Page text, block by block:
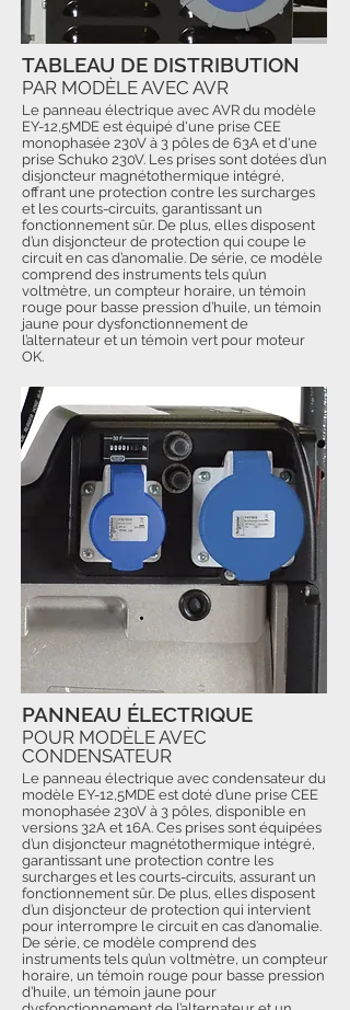
Le panneau électrique avec AVR du modèle
EY-12,5MDE est équipé d'une prise CEE
monophasée 230V à 3 pôles de 63A et d'une
prise Schuko 230V. Les prises sont dotées d’un
disjoncteur magnétothermique intégré,
offrant une protection contre les surcharges
et les courts-circuits, garantissant un
fonctionnement sûr. De plus, elles disposent
d’un disjoncteur de protection qui coupe le
circuit en cas d’anomalie. De série, ce modèle
comprend des instruments tels qu’un
voltmètre, un compteur horaire, un témoin
rouge pour basse pression d’huile, un témoin
jaune pour dysfonctionnement de
l’alternateur et un témoin vert pour moteur
OK.
TABLEAU DE DISTRIBUTION
PAR MODÈLE AVEC AVR
Le panneau électrique avec condensateur du
modèle EY-12,5MDE est doté d’une prise CEE
monophasée 230V à 3 pôles, disponible en
versions 32A et 16A. Ces prises sont équipées
d’un disjoncteur magnétothermique intégré,
garantissant une protection contre les
surcharges et les courts-circuits, assurant un
fonctionnement sûr. De plus, elles disposent
d’un disjoncteur de protection qui intervient
pour interrompre le circuit en cas d’anomalie.
De série, ce modèle comprend des
instruments tels qu’un voltmètre, un compteur
horaire, un témoin rouge pour basse pression
d’huile, un témoin jaune pour
PANNEAU ÉLECTRIQUE
POUR MODÈLE AVEC
CONDENSATEUR